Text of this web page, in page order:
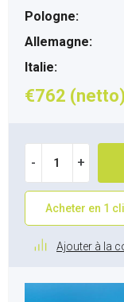
Pologne:
Allemagne:
Italie:
€762 (netto)
- +
Acheter en 1
Ajouter à la